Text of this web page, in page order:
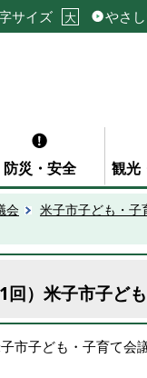
サイズ 大 やさ
防災・安全 観光
会 米子市子ども・子
回）米子市子ど
市子ども・子育て会